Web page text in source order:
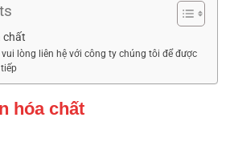
chất
lòng liên hệ với công ty chúng tôi để được
hóa chất